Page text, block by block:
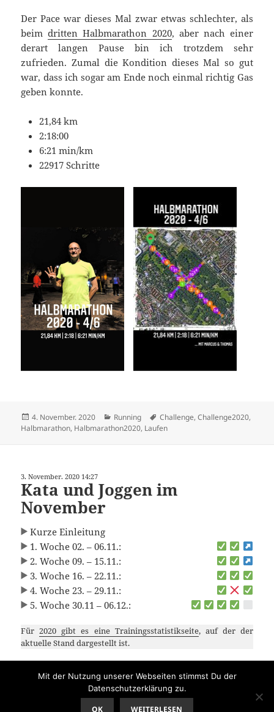
Der Pace war dieses Mal zwar etwas schlechter, als
beimdritten Halbmarathon 2020, aber nach einer
derart langen Pause bin ich trotzdem sehr
zufrieden. Zumal die Kondition dieses Mal so gut
war, dass ich sogar am Ende noch einmal richtig Gas
geben konnte.
21,84 km
2:18:00
6:21 min/km
22917 Schritte
Veröffentlicht
am
4. November. 2020 Kategorien
Running Schlagwörter
Challenge,Challenge2020,
Halbmarathon, Halbmarathon2020, Laufen
3. November. 2020 14:27
Kata und Joggen im
November
Kurze Einleitung
1. Woche 02. – 06.11.:
2. Woche 09. – 15.11.:
3. Woche 16. – 22.11.:
4. Woche 23. – 29.11.:
5. Woche 30.11 – 06.12.:
Für2020 gibt es eine Trainingsstatistikseite, auf der der
aktuelle Stand dargestellt ist.
3. November. 2020 Kategorien
Activity,Training
Challenge2020, Kata,Kondition,MonatsChallenge2020
Mit der Nutzung unserer Webseiten stimmst Du der
Datenschutzerklärung zu.
OK WEITERLESEN